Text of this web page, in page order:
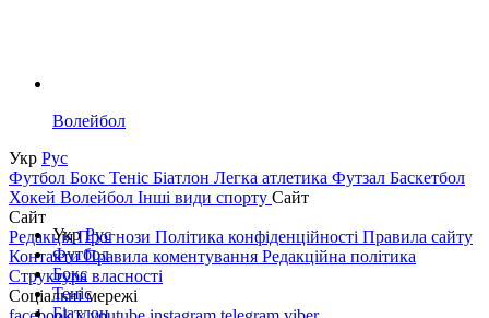
Волейбол
Укр Рус
Футбол Бокс Теніс Біатлон Легка атлетика Футзал Баскетбол
Хокей Волейбол Інші види спорту Сайт
Сайт
РедакціяПрогнози Політика конфіденційності Правила сайту
КонтактиПравила коментування Редакційна політика
Структура власності
Соціальні мережі
УкрРус
Футбол
Бокс
Теніс
Біатлон